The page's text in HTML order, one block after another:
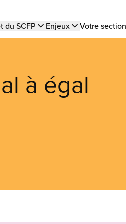
du SCFP Enjeux Votre
à égal